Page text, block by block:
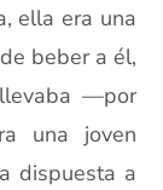
ella era una
beber a él,
—por
una joven
dispuesta a